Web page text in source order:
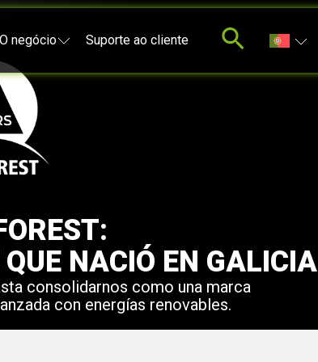
O negócio Suporte ao cliente
NACIÓ EN GALICIA
consolidarnos como una marca
con energías renovables.